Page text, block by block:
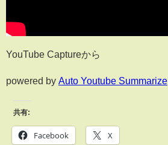
YouTube Captureから
powered by Auto Youtube Summarize
共有:
Facebook X